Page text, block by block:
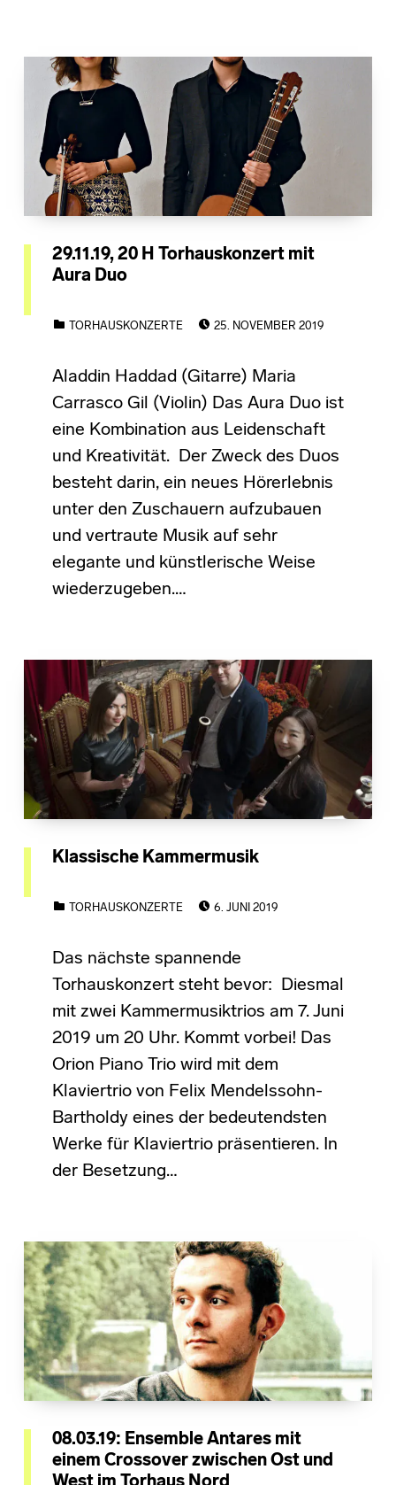
29.11.19, 20 H Torhauskonzert mit
Aura Duo
TORHAUSKONZERTE
25. NOVEMBER 2019
Aladdin Haddad (Gitarre) Maria
Carrasco Gil (Violin) Das Aura Duo ist
eine Kombination aus Leidenschaft
und Kreativität. Der Zweck des Duos
besteht darin, ein neues Hörerlebnis
unter den Zuschauern aufzubauen
und vertraute Musik auf sehr
elegante und künstlerische Weise
wiederzugeben.…
Klassische Kammermusik
TORHAUSKONZERTE
6. JUNI 2019
Das nächste spannende
Torhauskonzert steht bevor: Diesmal
mit zwei Kammermusiktrios am 7. Juni
2019 um 20 Uhr. Kommt vorbei! Das
Orion Piano Trio wird mit dem
Klaviertrio von Felix Mendelssohn-
Bartholdy eines der bedeutendsten
Werke für Klaviertrio präsentieren. In
der Besetzung…
08.03.19: Ensemble Antares mit
einem Crossover zwischen Ost und